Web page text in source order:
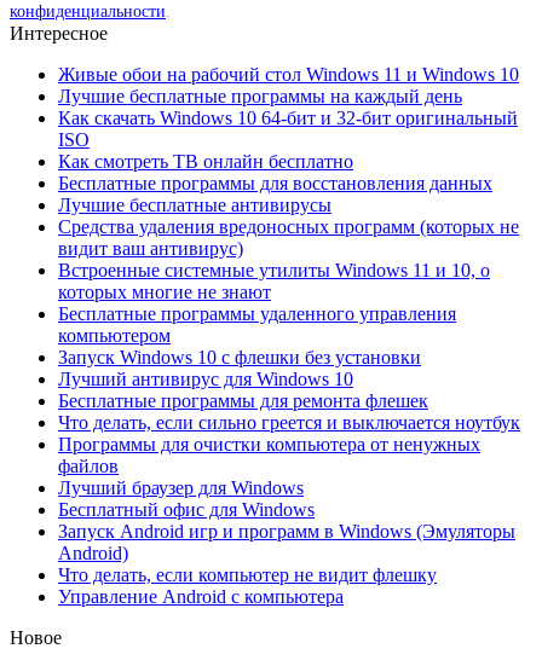
конфиденциальности
Интересное
Живые обои на рабочий стол Windows 11 и Windows 10
Лучшие бесплатные программы на каждый день
Как скачать Windows 10 64-бит и 32-бит оригинальный
ISO
Как смотреть ТВ онлайн бесплатно
Бесплатные программы для восстановления данных
Лучшие бесплатные антивирусы
Средства удаления вредоносных программ (которых не
видит ваш антивирус)
Встроенные системные утилиты Windows 11 и 10, о
которых многие не знают
Бесплатные программы удаленного управления
компьютером
Запуск Windows 10 с флешки без установки
Лучший антивирус для Windows 10
Бесплатные программы для ремонта флешек
Что делать, если сильно греется и выключается ноутбук
Программы для очистки компьютера от ненужных
файлов
Лучший браузер для Windows
Бесплатный офис для Windows
Запуск Android игр и программ в Windows (Эмуляторы
Android)
Что делать, если компьютер не видит флешку
Управление Android с компьютера
Новое